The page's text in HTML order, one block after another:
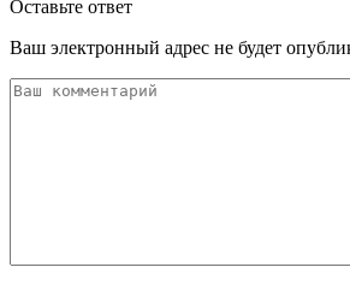
Оставьте ответ
Ваш электронный адрес не будет